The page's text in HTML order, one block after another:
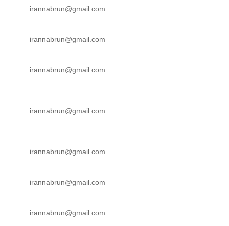
irannabrun@gmail.com
irannabrun@gmail.com
irannabrun@gmail.com
irannabrun@gmail.com
irannabrun@gmail.com
irannabrun@gmail.com
irannabrun@gmail.com